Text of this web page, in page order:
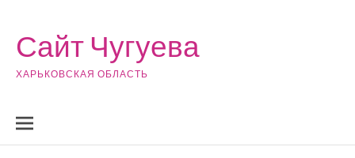
Сайт Чугуева
ХАРЬКОВСКАЯ ОБЛАСТЬ